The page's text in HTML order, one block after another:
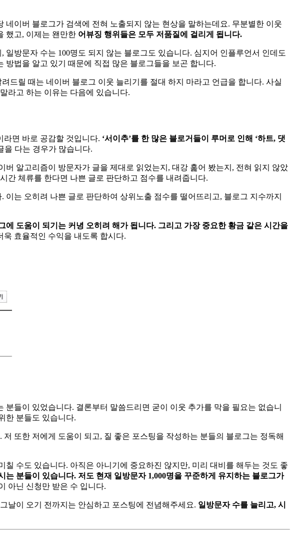
이버 블로그가 검색에 전혀 노출되지 않는 현상을 말하는데요. 무분별한 이웃
했고, 이제는 왠만한 어뷰징 행위들은 모두 저품질에 걸리게 됩니다.
방문자 수는 100명도 되지 않는 블로그도 있습니다. 심지어 인플루언서 인데도
법을 알고 있기 때문에 직접 많은 블로그들을 보곤 합니다.
드릴 때는 네이버 블로그 이웃 늘리기를 절대 하지 마라고 언급을 합니다. 사실
라고 하는 이유는 다음에 있습니다.
면 바로 공감할 것입니다. ‘서이추’를 한 많은 블로거들이 루머로 인해 ‘하트, 댓
을 다는 경우가 많습니다.
버 알고리즘이 방문자가 글을 제대로 읽었는지, 대강 훑어 봤는지, 전혀 읽지 않았
간 체류를 한다면 나쁜 글로 판단하고 점수를 내려줍니다.
는 오히려 나쁜 글로 판단하여 상위노출 점수를 떨어뜨리고, 블로그 지수까지
에 도움이 되기는 커녕 오히려 해가 됩니다. 그리고 가장 중요한 황금 같은 시간을
욱 효율적인 수익을 내도록 합시다.
들이 있었습니다. 결론부터 말씀드리면 굳이 이웃 추가를 막을 필요는 없습니
한 분들도 있습니다.
또한 저에게 도움이 되고, 질 좋은 포스팅을 작성하는 분들의 블로그는 정독해
수도 있습니다. 아직은 아니기에 중요하진 않지만, 미리 대비를 해두는 것도 좋
분들이 있습니다. 저도 현재 일방문자 1,000명을 꾸준하게 유지하는 블로그가
아닌 신청만 받은 수 입니다.
날이 오기 전까지는 안심하고 포스팅에 전념해주세요. 일방문자 수를 늘리고, 시